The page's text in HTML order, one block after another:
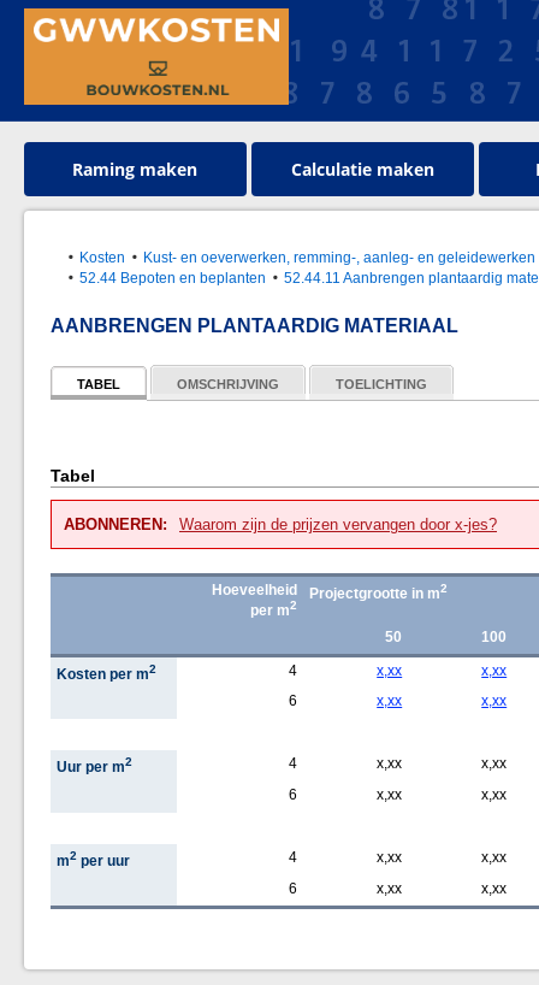
Raming maken Calculatie maken
Kosten
Kust- en oeverwerken, remming-, aanleg- en geleidewerken
52.44 Bepoten en beplanten
52.44.11 Aanbrengen plantaardig
AANBRENGEN PLANTAARDIG MATERIAAL
TABEL OMSCHRIJVING TOELICHTING
Tabel
ABONNEREN: Waarom zijn de prijzen vervangen door x-jes?
Hoeveelheid
per m2
Projectgrootte in m2
50 100
Kosten per m2 4 x,xx
x,xx
6
x,xx x,xx
Uur per m2 4 x,xx
x,xx
6
x,xx x,xx
m2per uur 4 x,xx
x,xx
6
x,xx x,xx